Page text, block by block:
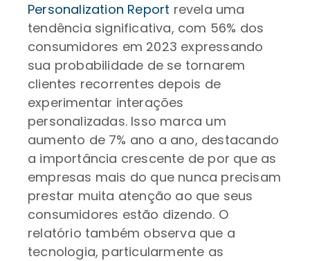
Personalization Report revela uma
tendência significativa, com 56% dos
consumidores em 2023 expressando
sua probabilidade de se tornarem
clientes recorrentes depois de
experimentar interações
personalizadas. Isso marca um
aumento de 7% ano a ano, destacando
a importância crescente de por que as
empresas mais do que nunca precisam
prestar muita atenção ao que seus
consumidores estão dizendo. O
relatório também observa que a
tecnologia, particularmente as